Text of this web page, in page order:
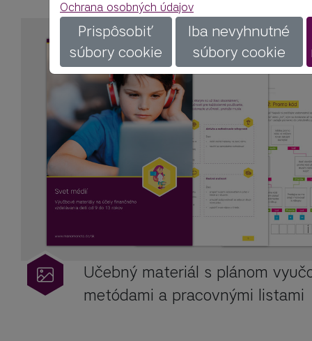
Učebný materiál s plánom
metódami a pracovnými listami
Ochrana osobných údajov
Prispôsobiť
súbory cookie
Iba nevyhnutné
súbory cookie